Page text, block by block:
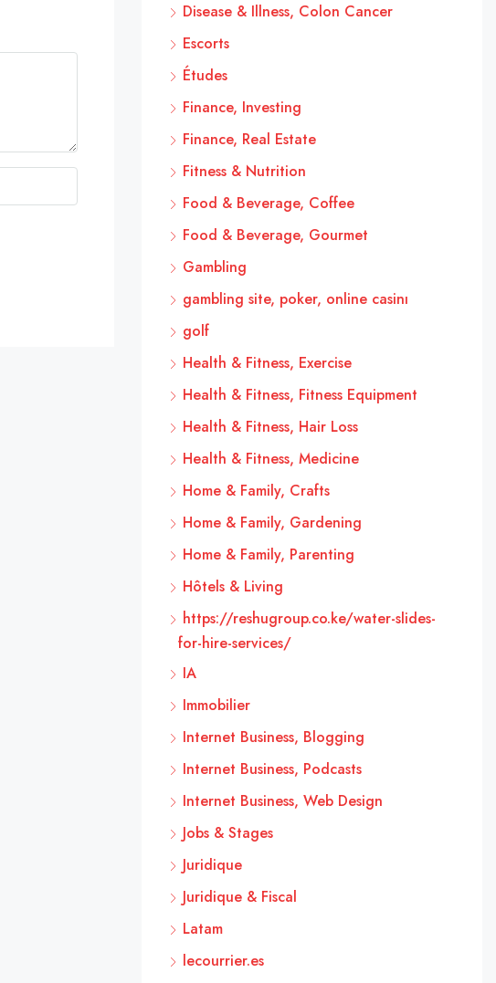
Disease & Illness, Colon Cancer
Escorts
Études
Finance, Investing
Finance, Real Estate
Fitness & Nutrition
Food & Beverage, Coffee
Food & Beverage, Gourmet
Gambling
gambling site, poker, online casinı
golf
Health & Fitness, Exercise
Health & Fitness, Fitness Equipment
Health & Fitness, Hair Loss
Health & Fitness, Medicine
Home & Family, Crafts
Home & Family, Gardening
Home & Family, Parenting
Hôtels & Living
https://reshugroup.co.ke/water-slides-
for-hire-services/
IA
Immobilier
Internet Business, Blogging
Internet Business, Podcasts
Internet Business, Web Design
Jobs & Stages
Juridique
Juridique & Fiscal
Latam
lecourrier.es